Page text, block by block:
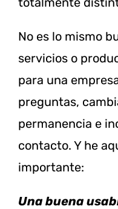
No es lo mismo
servicios o
para una
preguntas,
permanencia e
contacto. Y he
importante:
Una buena